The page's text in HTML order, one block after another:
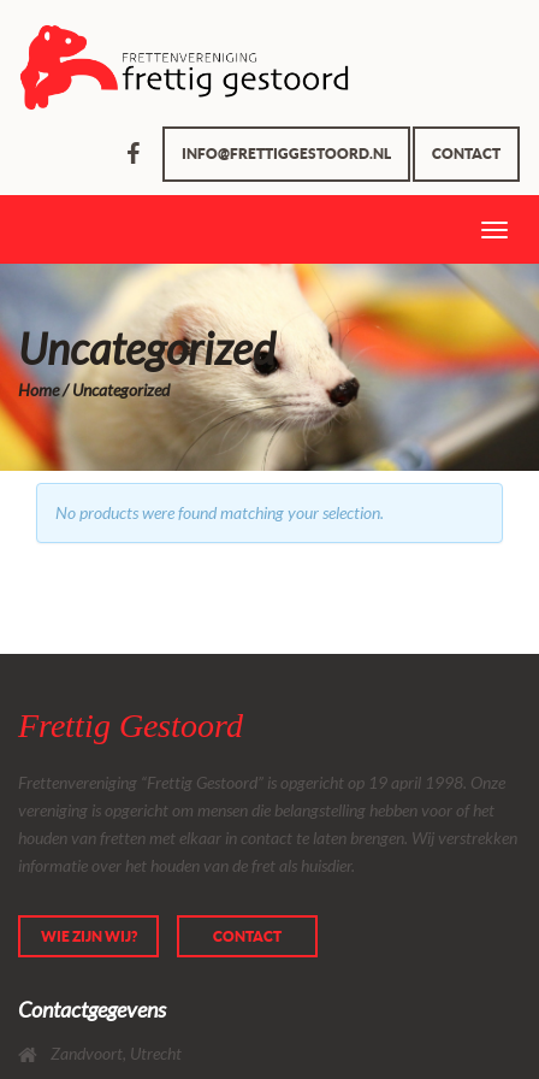
INFO@FRETTIGGESTOORD.NL CONTACT
Toggle
Uncategorized
Home/ Uncategorized
No products were found matching your selection.
Frettig Gestoord
Frettenvereniging “Frettig Gestoord” is opgericht op 19 april 1998. Onze
vereniging is opgericht om mensen die belangstelling hebben voor of het
houden van fretten met elkaar in contact te laten brengen. Wij verstrekken
informatie over het houden van de fret als huisdier.
WIE ZIJN WIJ? CONTACT
Contactgegevens
Zandvoort, Utrecht